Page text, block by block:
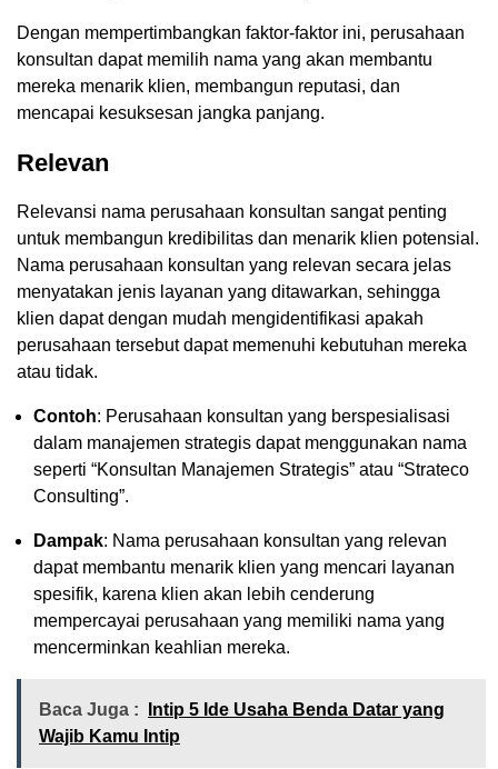
Dengan mempertimbangkan faktor-faktor ini, perusahaan
konsultan dapat memilih nama yang akan membantu
mereka menarik klien, membangun reputasi, dan
mencapai kesuksesan jangka panjang.
Relevan
Relevansi nama perusahaan konsultan sangat penting
untuk membangun kredibilitas dan menarik klien potensial.
Nama perusahaan konsultan yang relevan secara jelas
menyatakan jenis layanan yang ditawarkan, sehingga
klien dapat dengan mudah mengidentifikasi apakah
perusahaan tersebut dapat memenuhi kebutuhan mereka
atau tidak.
Contoh: Perusahaan konsultan yang berspesialisasi
dalam manajemen strategis dapat menggunakan nama
seperti “Konsultan Manajemen Strategis” atau “Strateco
Consulting”.
Dampak: Nama perusahaan konsultan yang relevan
dapat membantu menarik klien yang mencari layanan
spesifik, karena klien akan lebih cenderung
mempercayai perusahaan yang memiliki nama yang
mencerminkan keahlian mereka.
Baca Juga :
Intip 5 Ide Usaha Benda Datar yang
Wajib Kamu Intip